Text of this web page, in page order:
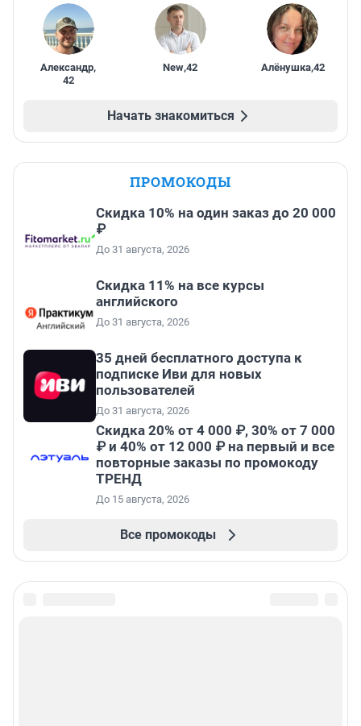
Александр,
42
New,42 Алёнушка,42
Начать знакомиться
ПРОМОКОДЫ
Скидка 10% на один заказ до 20 000
₽
До 31 августа, 2026
Скидка 11% на все курсы
английского
До 31 августа, 2026
35 дней бесплатного доступа к
подписке Иви для новых
пользователей
До 31 августа, 2026
Скидка 20% от 4 000 ₽, 30% от 7 000
₽ и 40% от 12 000 ₽ на первый и все
повторные заказы по промокоду
ТРЕНД
До 15 августа, 2026
Все промокоды